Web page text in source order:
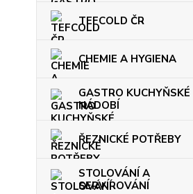
TEFCOLD ČR
CHEMIE A HYGIENA
GASTRO KUCHYŇSKÉ
NÁDOBÍ
ŘEZNICKÉ POTŘEBY
STOLOVÁNÍ A
SERVÍROVÁNÍ